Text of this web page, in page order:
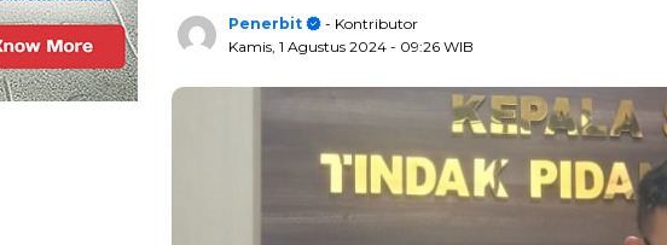
Penerbit
- Kontributor
Kamis, 1 Agustus 2024 - 09:26 WIB